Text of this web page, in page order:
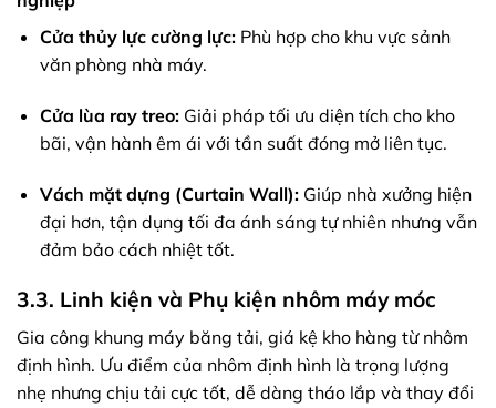
Cửa thủy lực cường lực:Phù hợp cho khu vực sảnh
văn phòng nhà máy.
Cửa lùa ray treo:Giải pháp tối ưu diện tích cho kho
bãi, vận hành êm ái với tần suất đóng mở liên tục.
Vách mặt dựng (Curtain Wall):Giúp nhà xưởng hiện
đại hơn, tận dụng tối đa ánh sáng tự nhiên nhưng vẫn
đảm bảo cách nhiệt tốt.
3.3. Linh kiện và Phụ kiện nhôm máy móc
Gia công khung máy băng tải, giá kệ kho hàng từ nhôm
định hình. Ưu điểm của nhôm định hình là trọng lượng
nhẹ nhưng chịu tải cực tốt, dễ dàng tháo lắp và thay đổi